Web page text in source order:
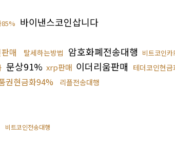
85% 바이낸스코인삽니다
매 탈세하는방법 암호화폐전송대행 비트코인카
문상91% xrp판매 이더리움판매 테더코인현금
권현금화94% 리플전송대행
비트코인전송대행